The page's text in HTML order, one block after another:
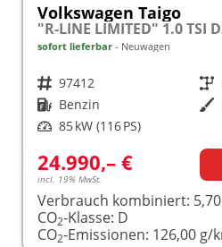
Volkswagen Taigo
sofort lieferbar Neuwagen
Fahrzeugnr. 97412 Getriebe
Kraftstoff Benzin Außenfarbe
Leistung 85 kW (116 PS)
24.990,– €
incl. 19% MwSt.
Verbrauch kombiniert:
CO2-Klasse: D
CO2-Emissionen: 126,00 g/